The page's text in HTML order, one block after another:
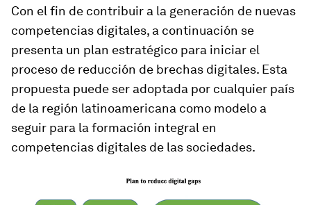
Con el fin de contribuir a la generación de nuevas
competencias digitales, a continuación se
presenta un plan estratégico para iniciar el
proceso de reducción de brechas digitales. Esta
propuesta puede ser adoptada por cualquier país
de la región latinoamericana como modelo a
seguir para la formación integral en
competencias digitales de las sociedades.